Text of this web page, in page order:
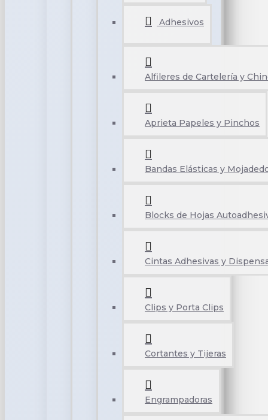
Adhesivos
Alfileres de Cartelería y
Aprieta Papeles y Pinchos
Bandas Elásticas y
Blocks de Hojas
Cintas Adhesivas y
Clips y Porta Clips
Cortantes y Tijeras
Engrampadoras